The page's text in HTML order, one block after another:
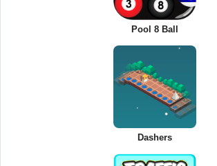
Pool 8 Ball
Dashers